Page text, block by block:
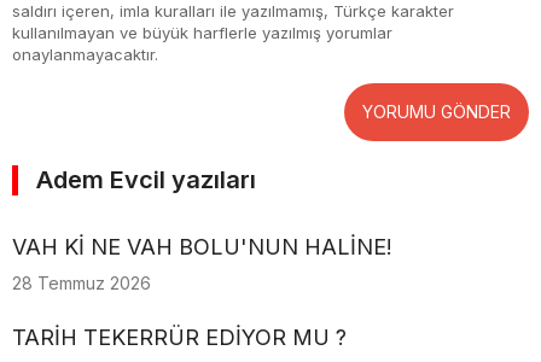
saldırı içeren, imla kuralları ile yazılmamış, Türkçe karakter
kullanılmayan ve büyük harflerle yazılmış yorumlar
onaylanmayacaktır.
YORUMU GÖNDER
Adem Evcil yazıları
VAH Kİ NE VAH BOLU'NUN HALİNE!
28 Temmuz 2026
TARİH TEKERRÜR EDİYOR MU ?